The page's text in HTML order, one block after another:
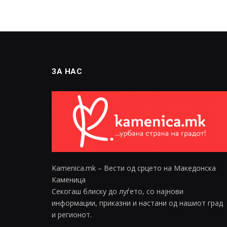
ЗА НАС
Kamenica.mk – Вести од срцето на Македонска
Каменица
Секогаш блиску до луѓето, со најнови
информации, приказни и настани од нашиот град
и регионот.